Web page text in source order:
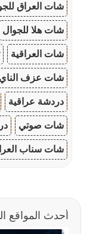
شات العراق
شات هلا للجوال
شات العراقية
شات عزف الناي
دردشة عراقية
شات صوتي
شات سناب
أحدث المواقع